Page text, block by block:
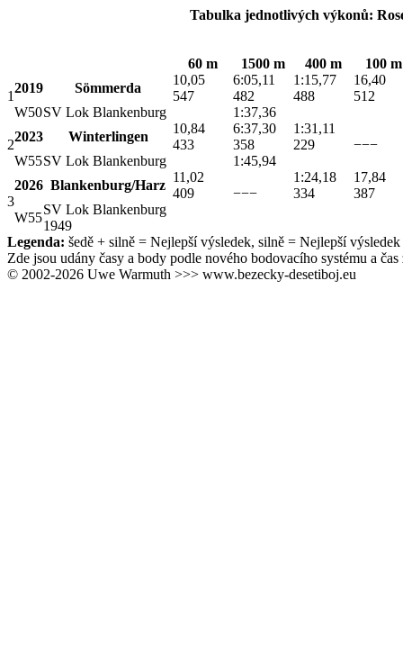
Tabulka jednotlivých výkonů:
60 m 1500 m 400 m 100 m
1
2019 Sömmerda
10,05 6:05,11 1:15,77
16,40
547
482 488
512
W50SV Lok Blankenburg 1:37,36
2
2023 Winterlingen
10,84 6:37,30
1:31,11
433
358 229
−−−
W55SV Lok Blankenburg 1:45,94
3
2026 Blankenburg/Harz
11,02 1:24,18
17,84
409
−−− 334
387
W55
SV Lok Blankenburg
1949
Legenda: šedě + silně = Nejlepší výsledek, silně = Nejlepší
Zde jsou udány časy a body podle nového bodovacího systému a
© 2002-2026 Uwe Warmuth >>> www.bezecky-desetiboj.eu